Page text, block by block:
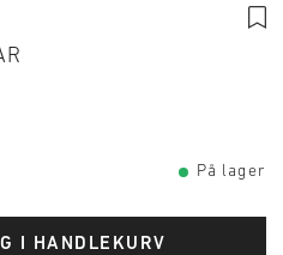
På lager
I HANDLEKURV